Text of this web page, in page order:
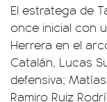
El estratega de
once inicial con
Herrera en el
Catalán, Lucas
defensiva;
Ramiro Ruiz